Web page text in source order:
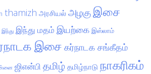
thamizh அரசியல் அழகுஇசை
இந்து இந்து மதம் இயற்கை இஸ்லாம்
இசை கர்நாடக சங்கீதம்
ஜிஎன்பி தமிழ் தமிழ்நாடு நாகரிகம்